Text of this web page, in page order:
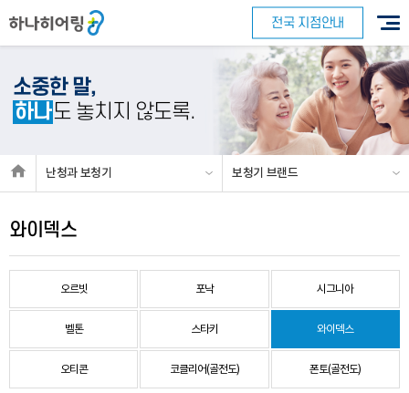
전국 지점안내
소중한 말,
하나도 놓치지 않도록.
난청과 보청기 보청기 브랜드
와이덱스
오르빗 포낙 시그니아
벨톤 스타키 와이덱스
오티콘 코클리어(골전도) 폰토(골전도)